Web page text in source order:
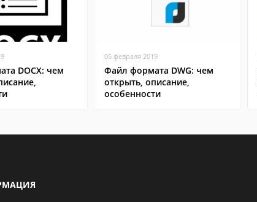
DOCX: чем
05 февраля 2019
Файл формата DWG: чем
открыть, описание,
особенности